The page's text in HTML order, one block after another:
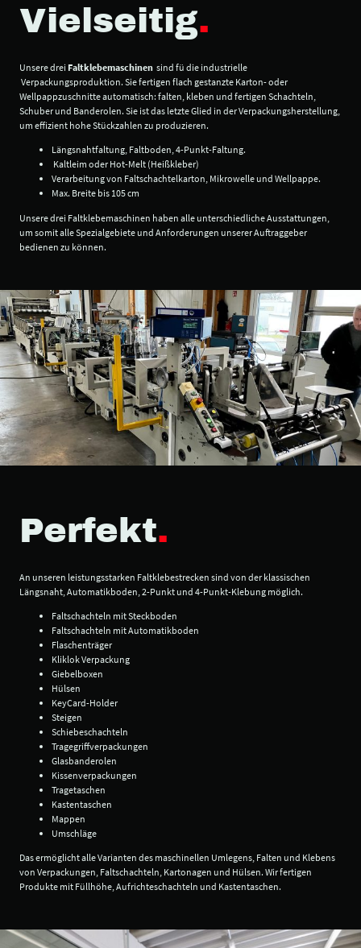
Vielseitig.
Unsere drei Faltklebemaschinen sind fü die industrielle
Verpackungsproduktion. Sie fertigen flach gestanzte Karton- oder
Wellpappzuschnitte automatisch: falten, kleben und fertigen Schachteln,
Schuber und Banderolen. Sie ist das letzte Glied in der Verpackungsherstellung,
um effizient hohe Stückzahlen zu produzieren.
Längsnahtfaltung, Faltboden, 4-Punkt-Faltung.
Kaltleim oder Hot-Melt (Heißkleber)
Verarbeitung von Faltschachtelkarton, Mikrowelle und Wellpappe.
Max. Breite bis 105 cm
Unsere drei Faltklebemaschinen haben alle unterschiedliche Ausstattungen,
um somit alle Spezialgebiete und Anforderungen unserer Auftraggeber
bedienen zu können.
Perfekt.
An unseren leistungsstarken Faltklebestrecken sind von der klassischen
Längsnaht, Automatikboden, 2-Punkt und 4-Punkt-Klebung möglich.
Faltschachteln mit Steckboden
Faltschachteln mit Automatikboden
Flaschenträger
Kliklok Verpackung
Giebelboxen
Hülsen
KeyCard-Holder
Steigen
Schiebeschachteln
Tragegriffverpackungen
Glasbanderolen
Kissenverpackungen
Tragetaschen
Kastentaschen
Mappen
Umschläge
Das ermöglicht alle Varianten des maschinellen Umlegens, Falten und Klebens
von Verpackungen, Faltschachteln, Kartonagen und Hülsen. Wir fertigen
Produkte mit Füllhöhe, Aufrichteschachteln und Kastentaschen.